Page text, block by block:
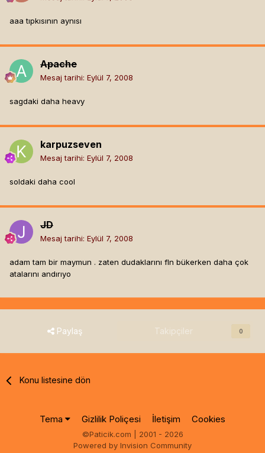
aaa tıpkısının aynısı
Apache
Mesaj tarihi: Eylül 7, 2008
sagdaki daha heavy
karpuzseven
Mesaj tarihi: Eylül 7, 2008
soldaki daha cool
JD
Mesaj tarihi: Eylül 7, 2008
adam tam bir maymun . zaten dudaklarını fln bükerken daha çok
atalarını andırıyo
Paylaş Takipçiler 0
Konu listesine dön
Tema Gizlilik Poliçesi İletişim Cookies
©Paticik.com | 2001 - 2026
Powered by Invision Community